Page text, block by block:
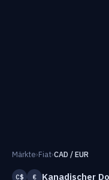
Märkte›Fiat›CAD / EUR
C$ € Kanadischer